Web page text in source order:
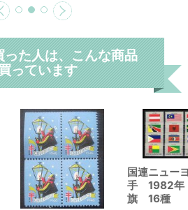
った人は、こんな商品
っています
国連ニュー
手 1982年
旗 16種